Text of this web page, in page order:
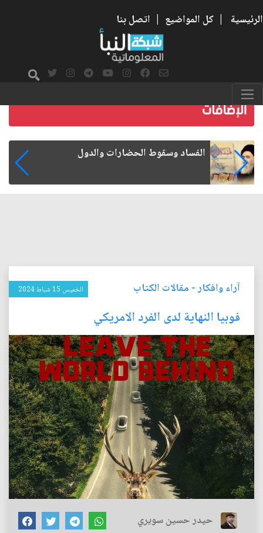
الرئيسية | كل المواضيع | اتصل بنا
رواتب الموظفين على صفيح ساخن
آراء وافكار- مقالات الكتاب الخميس 15 شباط 2024
فوبيا النهاية لدى الفرد الامريكي
حيدر حسين سويري